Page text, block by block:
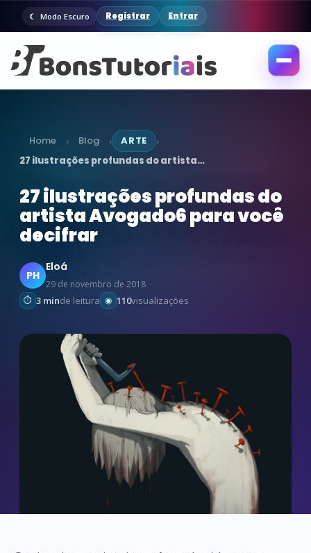
Modo Escuro Registrar Entrar
Abrir
Home › Blog › ARTE ›
27 ilustrações profundas do artista…
27 ilustrações profundas do
artista Avogado6 para você
decifrar
PH
Eloá
29 de novembro de 2018
3 minde leitura 110visualizações